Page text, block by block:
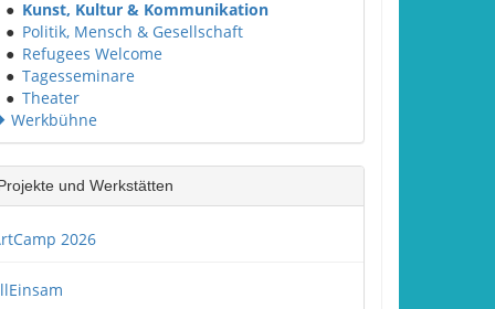
● Kunst, Kultur & Kommunikation
● Politik, Mensch & Gesellschaft
● Refugees Welcome
● Tagesseminare
● Theater
Werkbühne
und Werkstätten
2026